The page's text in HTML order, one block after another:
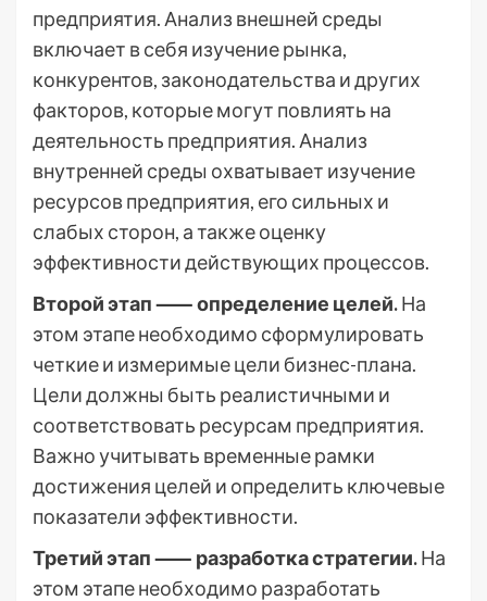
предприятия. Анализ внешней среды
включает в себя изучение рынка,
конкурентов, законодательства и других
факторов, которые могут повлиять на
деятельность предприятия. Анализ
внутренней среды охватывает изучение
ресурсов предприятия, его сильных и
слабых сторон, а также оценку
эффективности действующих процессов.
Второй этап ⸺ определение целей.На
этом этапе необходимо сформулировать
четкие и измеримые цели бизнес-плана.
Цели должны быть реалистичными и
соответствовать ресурсам предприятия.
Важно учитывать временные рамки
достижения целей и определить ключевые
показатели эффективности.
Третий этап ⸺ разработка стратегии.На
этом этапе необходимо разработать